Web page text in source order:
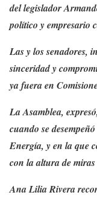
del legislador
político y empresario
Las y los senadores,
sinceridad y
ya fuera en
La Asamblea,
cuando se
Energía, y en la que
con la altura de
Ana Lilia Rivera